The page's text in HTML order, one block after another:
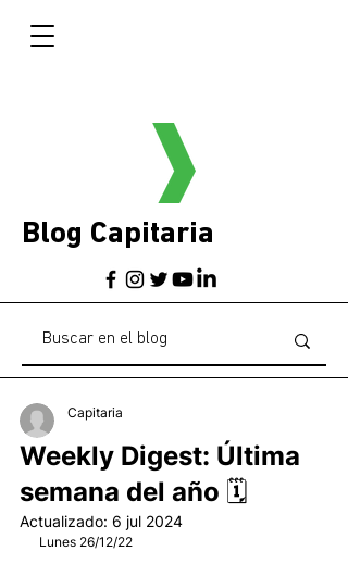
Blog Capitaria
Weekly Digest: Última
semana del año 🗓
Capitaria
Actualizado: 6 jul 2024
Lunes 26/12/22